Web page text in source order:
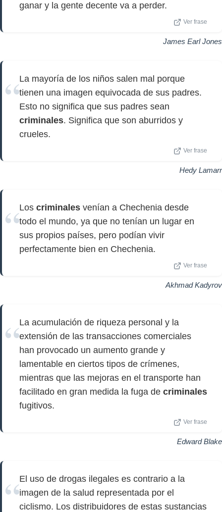
ganar y la gente decente va a perder.
Ver frase
James Earl Jones
La mayoría de los niños salen mal porque
tienen una imagen equivocada de sus padres.
Esto no significa que sus padres sean
criminales. Significa que son aburridos y
crueles.
Ver frase
Hedy Lamarr
Los criminales venían a Chechenia desde
todo el mundo, ya que no tenían un lugar en
sus propios países, pero podían vivir
perfectamente bien en Chechenia.
Ver frase
Akhmad Kadyrov
La acumulación de riqueza personal y la
extensión de las transacciones comerciales
han provocado un aumento grande y
lamentable en ciertos tipos de crímenes,
mientras que las mejoras en el transporte han
facilitado en gran medida la fuga de criminales
fugitivos.
Ver frase
Edward Blake
El uso de drogas ilegales es contrario a la
imagen de la salud representada por el
ciclismo. Los distribuidores de estas sustancias